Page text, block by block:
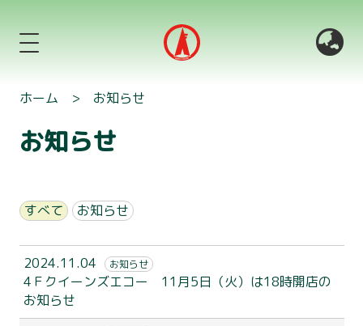
ホーム > お知らせ
お知らせ
すべて お知らせ
2024.11.04 お知らせ
4Ｆクイーンズエコー 11月5日（火）は18時開店の
お知らせ